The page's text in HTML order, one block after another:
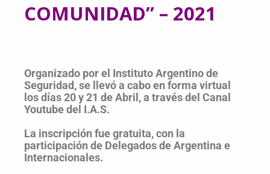
COMUNIDAD” – 2021
Organizado por el Instituto Argentino de
Seguridad, se llevó a cabo en forma virtual
los días 20 y 21 de Abril, a través del Canal
Youtube del I.A.S.
La inscripción fue gratuita, con la
participación de Delegados de Argentina e
Internacionales.